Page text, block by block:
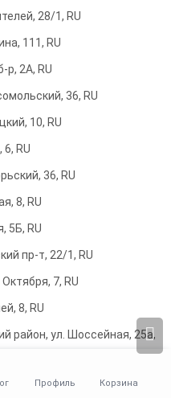
28/1, RU
111, RU
р, 2А, RU
36, RU
10, RU
RU
36, RU
8, RU
5Б, RU
пр-т, 22/1, RU
7, RU
8, RU
район, ул. Шоссейная, 25а,
84Г, RUПрофиль Корзина